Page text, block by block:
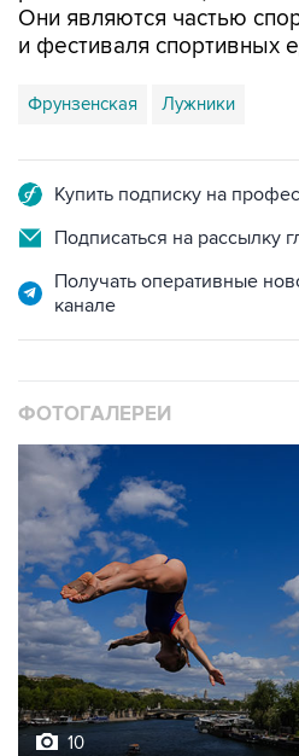
Они являются частью
и фестиваля спортивных
Фрунзенская Лужники
Купить подписку на
Подписаться на рассылку
Получать оперативные
канале
ФОТОГАЛЕРЕИ
10